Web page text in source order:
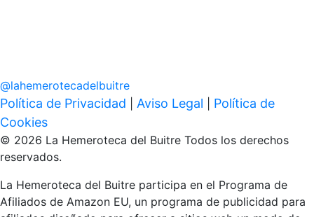
@lahemerotecadelbuitre
Política de Privacidad Aviso Legal
Política de
Cookies
© 2026 La Hemeroteca del Buitre Todos los derechos
reservados.
La Hemeroteca del Buitre participa en el Programa de
Afiliados de Amazon EU, un programa de publicidad para